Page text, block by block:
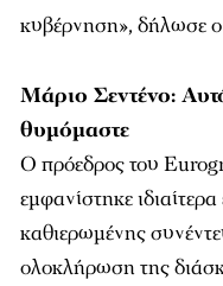
κυβέρνηση», δήλωσε
Μάριο Σεντένο:
θυμόμαστε
Ο πρόεδρος του
εμφανίστηκε
καθιερωμένης
ολοκλήρωση της